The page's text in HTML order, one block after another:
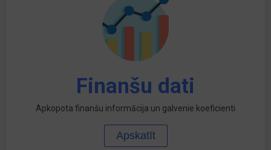
Finanšu dati
Apkopota finanšu informācija un galvenie koeficienti
Apskatīt